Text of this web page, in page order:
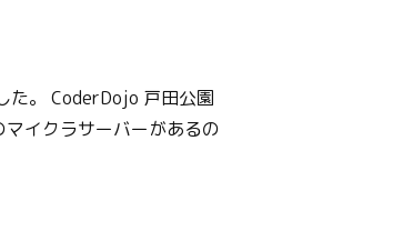
。 CoderDojo 戸田公園
イクラサーバーがあるの